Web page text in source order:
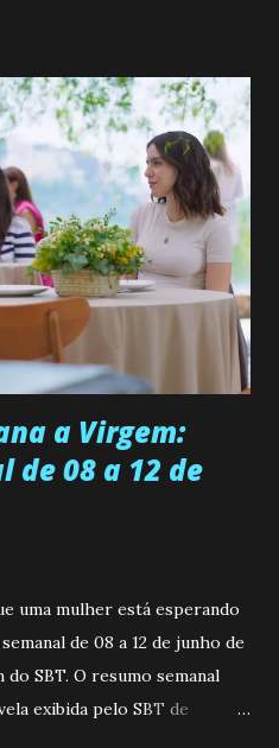
o homem que realmente
todas as suas energias a
e se orgulhando de
a ingressar na
muito alegre, é
criativa e
é uma ótima amiga. Pode ser
decide fazer algo.
ela é inseminada por eng...
a Virgem:
de 08 a 12 de
uma mulher está esperando
de 08 a 12 de junho de
SBT. O resumo semanal
exibida pelo SBT de